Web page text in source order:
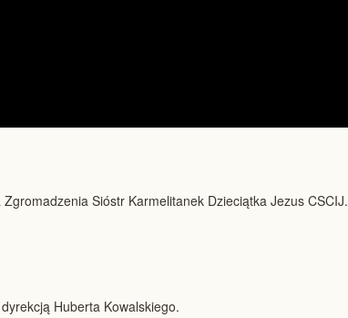
Sióstr Karmelitanek Dzieciątka Jezus CSCIJ.
Huberta Kowalskiego.